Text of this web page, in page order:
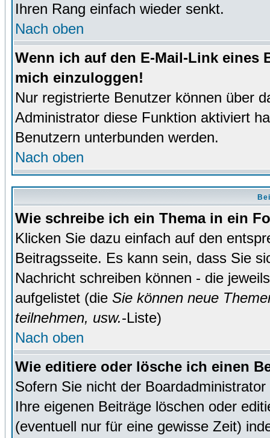
Ihren Rang einfach wieder senkt.
Nach oben
Wenn ich auf den E-Mail-Link eines
mich einzuloggen!
Nur registrierte Benutzer können über
Administrator diese Funktion aktiviert
Benutzern unterbunden werden.
Nach oben
Wie schreibe ich ein Thema in ein
Klicken Sie dazu einfach auf den
Beitragsseite. Es kann sein, dass Sie
Nachricht schreiben können - die
aufgelistet (die Sie können neue
teilnehmen, usw.-Liste)
Nach oben
Wie editiere oder lösche ich einen
Sofern Sie nicht der
Ihre eigenen Beiträge löschen oder
(eventuell nur für eine gewisse Zeit)